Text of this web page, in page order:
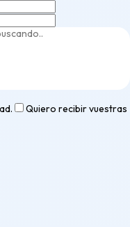
.
Quiero recibir vuestras